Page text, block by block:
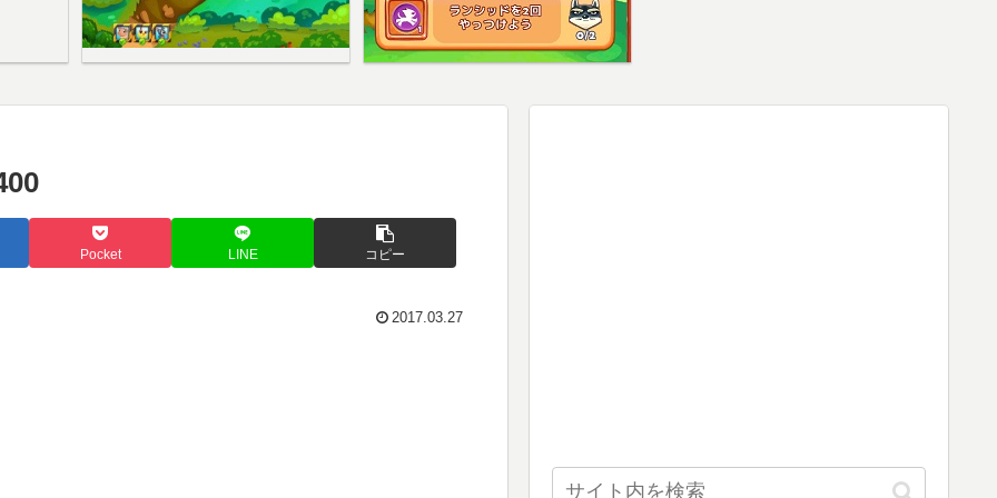
Pocket LINE コピー
2017.03.27